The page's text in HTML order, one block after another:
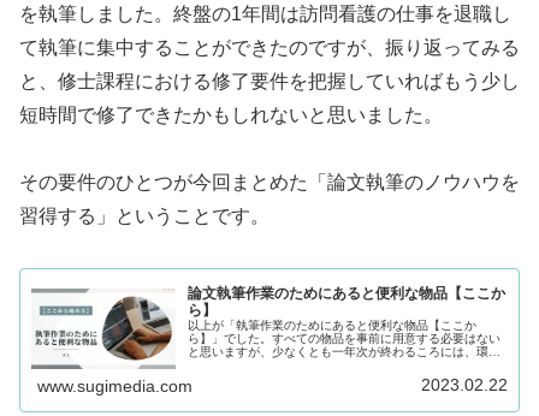
を執筆しました。終盤の1年間は訪問看護の仕事を退職し
て執筆に集中することができたのですが、振り返ってみる
と、修士課程における修了要件を把握していればもう少し
短時間で修了できたかもしれないと思いました。
その要件のひとつが今回まとめた「論文執筆のノウハウを
習得する」ということです。
論文執筆作業のためにあると便利な物品【ここか
ら】
以上が「執筆作業のためにあると便利な物品【ここか
ら】」でした。すべての物品を事前に用意する必要はない
と思いますが、少なくとも一年次が終わるころには、環境
えインク、書棚、ラック、バインダー、ノート、付箋、ダ
ブルクリップ、クリアーファイル。
www.sugimedia.com 2023.02.22